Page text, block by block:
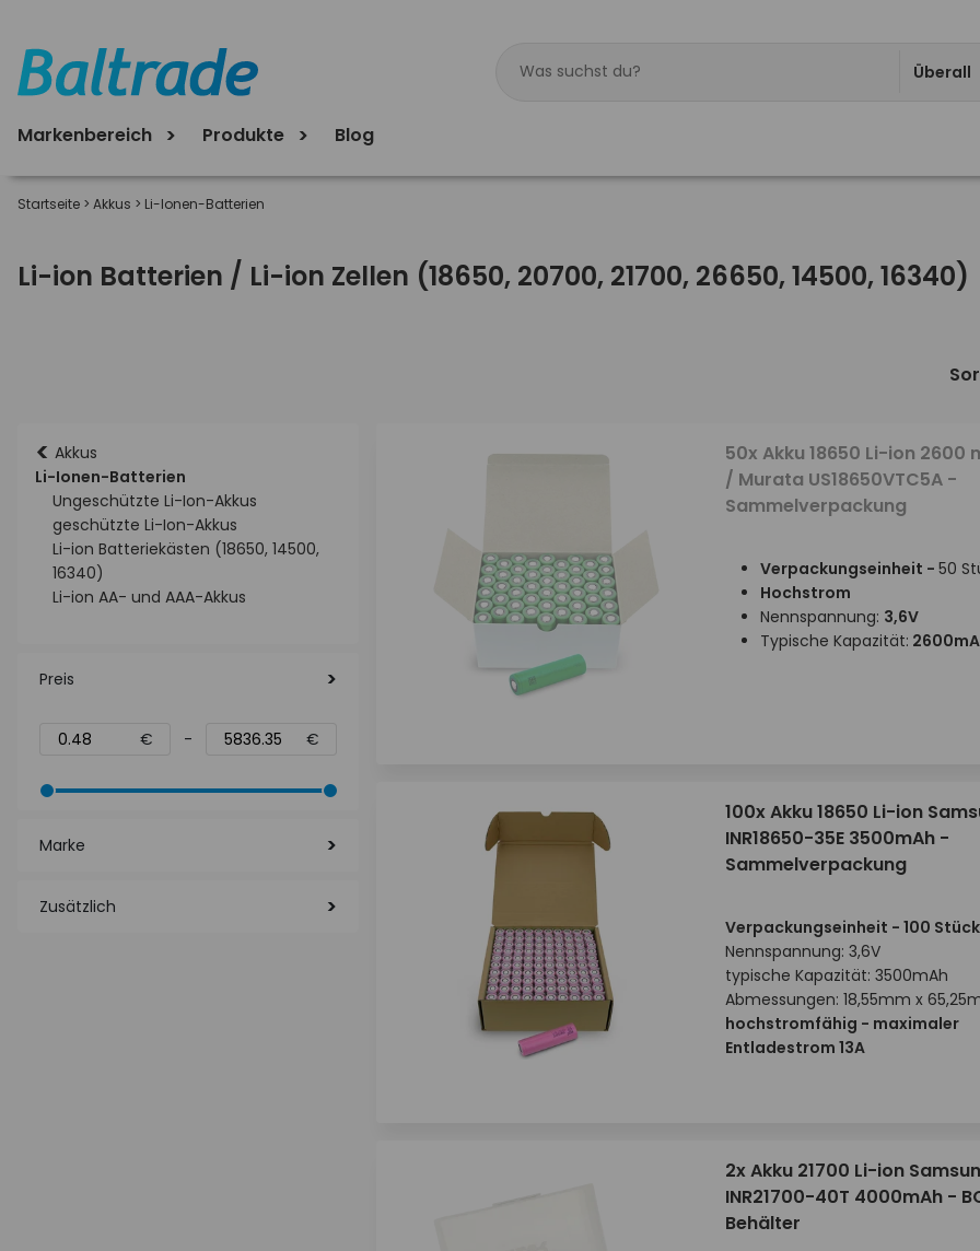
Überall
Produkte
Markenbereich Blog
Startseite > Akkus > Li-Ionen-Batterien
Li-ion Batterien / Li-ion Zellen (18650, 20700, 21700, 26650, 14500, 16340)
< Akkus
Li-Ionen-Batterien
Ungeschützte Li-Ion-Akkus
geschützte Li-Ion-Akkus
Li-ion Batteriekästen (18650, 14500,
16340)
Li-ion AA- und AAA-Akkus
Preis
€ - €
Marke
Zusätzlich
50x Akku 18650 Li-ion 2600
/ Murata US18650VTC5A -
Sammelverpackung
Verpackungseinheit - 50
Hochstrom
Nennspannung: 3,6V
Typische Kapazität:
100x Akku 18650 Li-ion
INR18650-35E 3500mAh -
Sammelverpackung
Verpackungseinheit - 100 Stück
Nennspannung: 3,6V
typische Kapazität: 3500mAh
Abmessungen: 18,55mm x
hochstromfähig - maximaler
Entladestrom 13A
2x Akku 21700 Li-ion
INR21700-40T 4000mAh -
Behälter